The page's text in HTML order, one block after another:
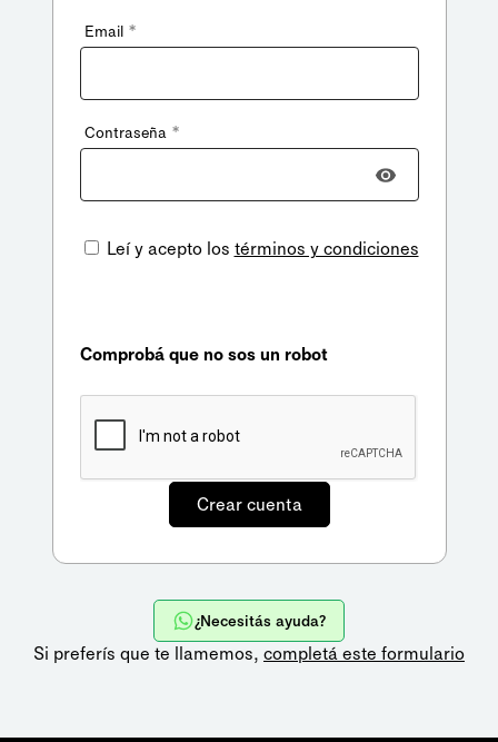
Email *
Contraseña *
Leí y acepto los términos y condiciones
Comprobá que no sos un robot
¿Necesitás ayuda?
Si preferís que te llamemos, completá este formulario